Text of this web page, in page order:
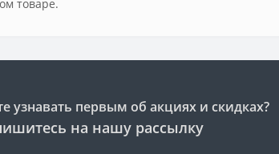
товаре.
узнавать первым об акциях и скидках?
на нашу рассылку